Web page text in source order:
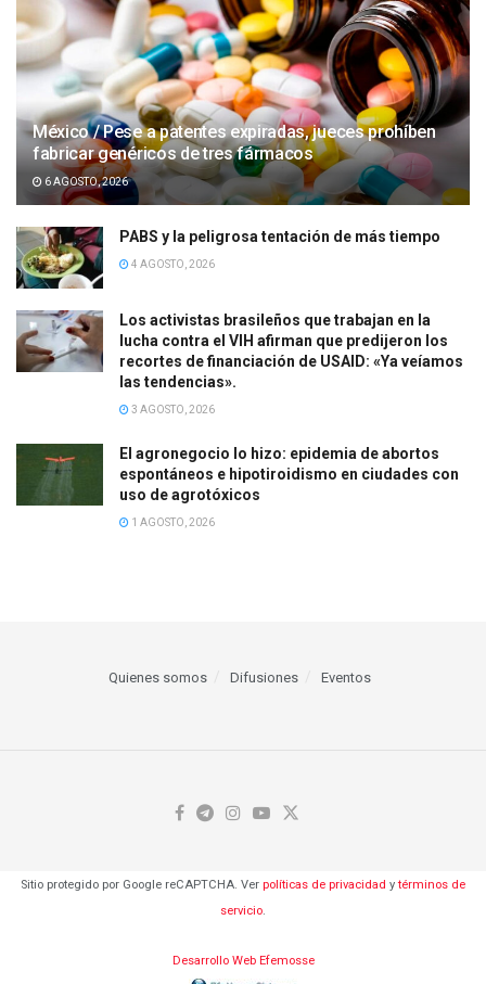
México / Pese a patentes expiradas, jueces prohíben
fabricar genéricos de tres fármacos
6 AGOSTO, 2026
PABS y la peligrosa tentación de más tiempo
4 AGOSTO, 2026
Los activistas brasileños que trabajan en la
lucha contra el VIH afirman que predijeron los
recortes de financiación de USAID: «Ya veíamos
las tendencias».
3 AGOSTO, 2026
El agronegocio lo hizo: epidemia de abortos
espontáneos e hipotiroidismo en ciudades con
uso de agrotóxicos
1 AGOSTO, 2026
Quienes somos Difusiones Eventos
Sitio protegido por Google reCAPTCHA. Ver políticas de privacidad ytérminos de
servicio.
Desarrollo Web Efemosse